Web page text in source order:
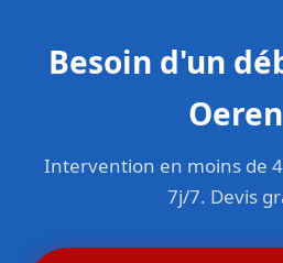
Besoin d'un
Intervention en moins de
7j/7. Devis